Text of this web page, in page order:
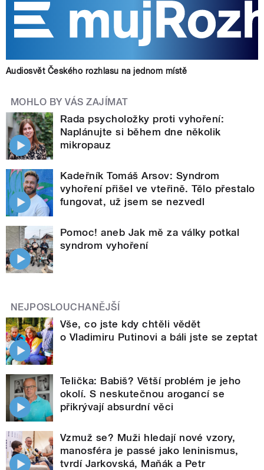
Audiosvět Českého rozhlasu na jednom místě
MOHLO BY VÁS ZAJÍMAT
Rada psycholožky proti vyhoření:
Naplánujte si během dne několik
mikropauz
Kadeřník Tomáš Arsov: Syndrom
vyhoření přišel ve vteřině. Tělo přestalo
fungovat, už jsem se nezvedl
Pomoc! aneb Jak mě za války potkal
syndrom vyhoření
NEJPOSLOUCHANĚJŠÍ
Vše, co jste kdy chtěli vědět
o Vladimiru Putinovi a báli jste se zeptat
Telička: Babiš? Větší problém je jeho
okolí. S neskutečnou arogancí se
přikrývají absurdní věci
Vzmuž se? Muži hledají nové vzory,
manosféra je passé jako leninismus,
tvrdí Jarkovská, Maňák a Petr